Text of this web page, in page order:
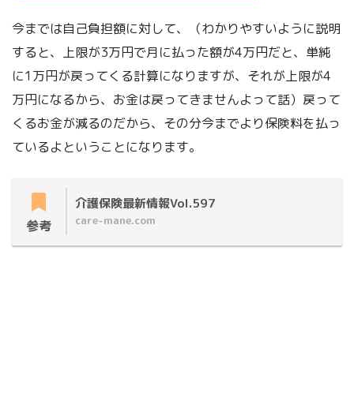
今までは自己負担額に対して、（わかりやすいように説明
すると、上限が3万円で月に払った額が4万円だと、単純
に1万円が戻ってくる計算になりますが、それが上限が4
万円になるから、お金は戻ってきませんよって話）戻って
くるお金が減るのだから、その分今までより保険料を払っ
ているよということになります。
参考
介護保険最新情報Vol.597
care-mane.com